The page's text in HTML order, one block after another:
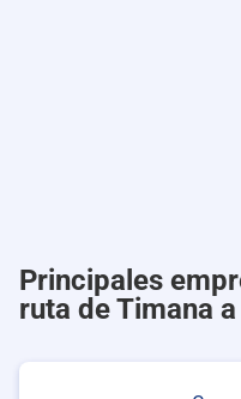
Principales
ruta de Timana